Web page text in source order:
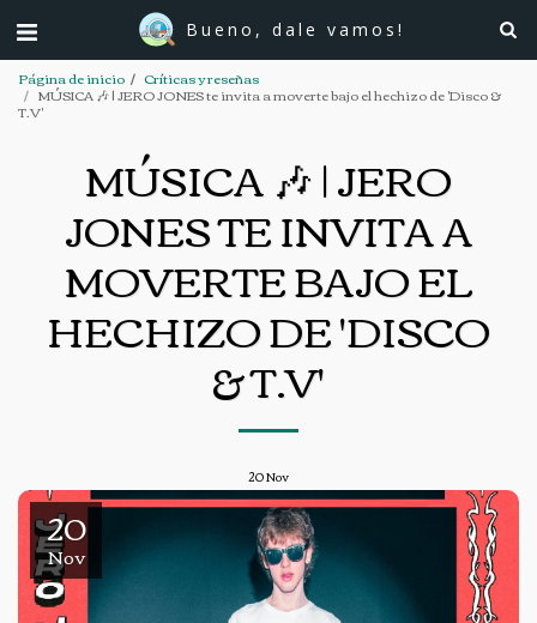
Bueno, dale vamos!
Página de inicio Críticas y reseñas
MÚSICA 🎶 | JERO JONES te invita a moverte bajo el hechizo de 'Disco &
T.V'
MÚSICA 🎶 | JERO
JONES TE INVITA A
MOVERTE BAJO EL
HECHIZO DE 'DISCO
& T.V'
20Nov
20
Nov